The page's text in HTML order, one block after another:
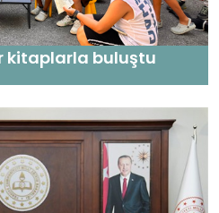
kitaplarla buluştu